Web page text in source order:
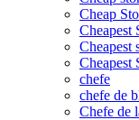
Cheap
Cheapest
Cheapest
Cheapest
chefe
chefe de
Chefe de